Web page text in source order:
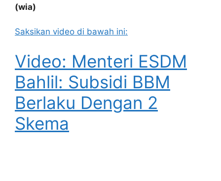
(wia)
Saksikan video di bawah ini:
Video: Menteri ESDM
Bahlil: Subsidi BBM
Berlaku Dengan 2
Skema